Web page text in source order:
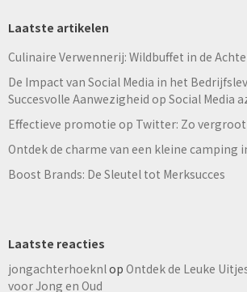
Laatste artikelen
Culinaire Verwennerij: Wildbuffet in de
De Impact van Social Media in het
Succesvolle Aanwezigheid op Social Media
Effectieve promotie op Twitter: Zo
Ontdek de charme van een kleine camping
Boost Brands: De Sleutel tot Merksucces
Laatste reacties
jongachterhoeknl op Ontdek de Leuke
voor Jong en Oud